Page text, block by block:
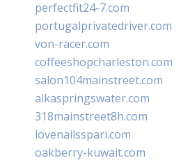
perfectfit24-7.com
portugalprivatedriver.com
von-racer.com
coffeeshopcharleston.com
salon104mainstreet.com
alkaspringswater.com
318mainstreet8h.com
lovenailsspari.com
oakberry-kuwait.com